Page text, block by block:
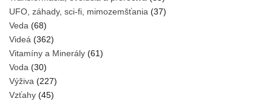
UFO, záhady, sci-fi, mimozemšťania (37)
Veda (68)
Videá (362)
Vitamíny a Minerály (61)
Voda (30)
Výživa (227)
Vzťahy (45)